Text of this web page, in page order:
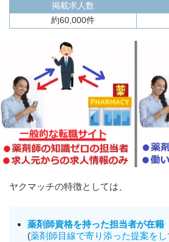
掲載求人数
約60,000件
ヤクマッチの特徴としては、
薬剤師資格を持った担当者が在籍
(薬剤師目線で寄り添った提案をし